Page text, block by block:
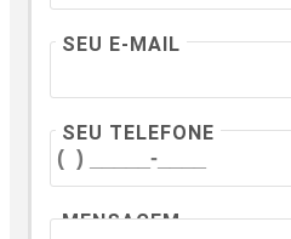
SEU E-MAIL
SEU TELEFONE
MENSAGEM